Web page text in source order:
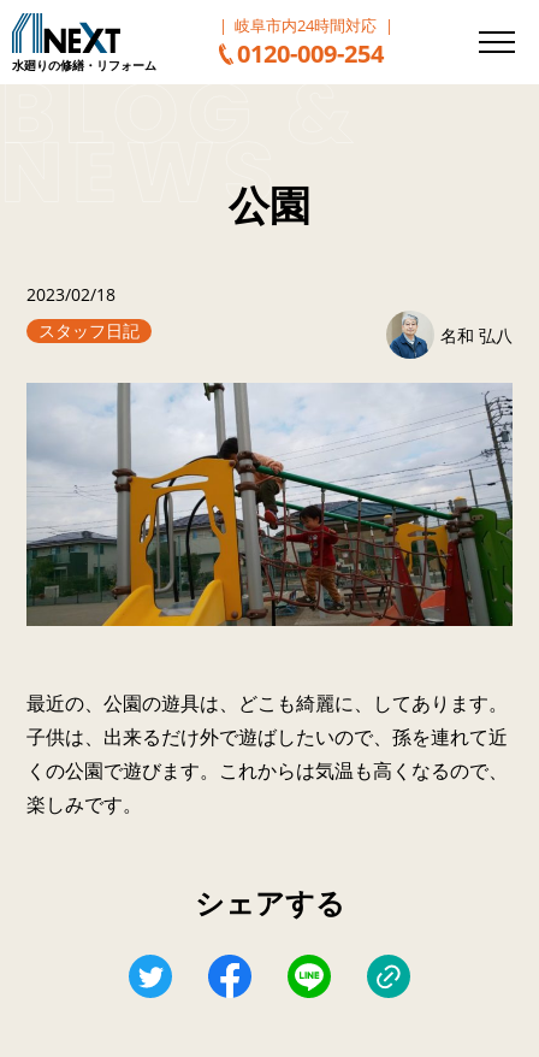
水廻りの修繕・リフォーム
岐阜市内24時間対応
0120-009-254
公園
2023/02/18
スタッフ日記
名和 弘八
最近の、公園の遊具は、どこも綺麗に、してあります。
子供は、出来るだけ外で遊ばしたいので、孫を連れて近
くの公園で遊びます。これからは気温も高くなるので、
楽しみです。
シェアする